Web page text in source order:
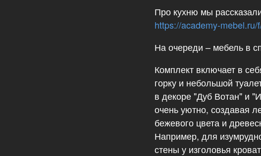
Про кухню мы
https://academy-
На очереди – мебель в
Комплект включает в
горку и небольшой
в декоре "Дуб Вотан" и
очень уютно, создавая
бежевого цвета и
Например, для
стены у изголовья